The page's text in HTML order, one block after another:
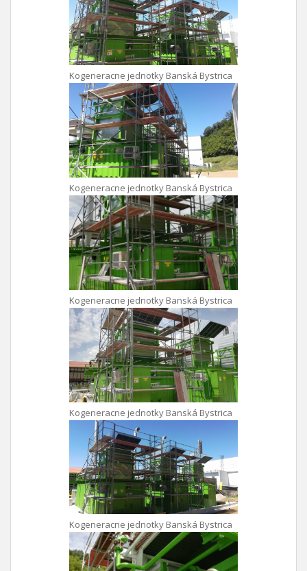
Kogeneracne jednotky Banská Bystrica
Kogeneracne jednotky Banská Bystrica
Kogeneracne jednotky Banská Bystrica
Kogeneracne jednotky Banská Bystrica
Kogeneracne jednotky Banská Bystrica